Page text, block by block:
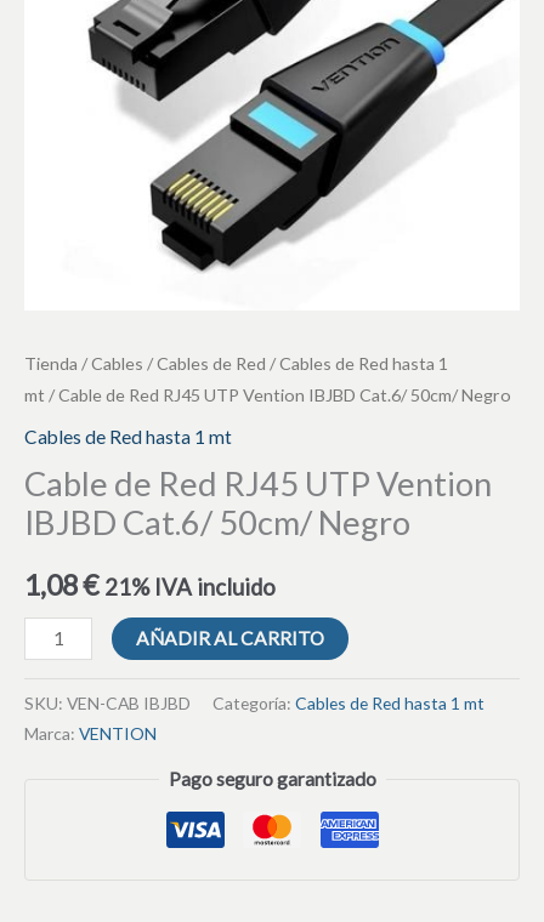
Tienda /Cables /Cables de Red /Cables de Red hasta 1
mt / Cable de Red RJ45 UTP Vention IBJBD Cat.6/ 50cm/ Negro
Cables de Red hasta 1 mt
Cable de Red RJ45 UTP Vention
IBJBD Cat.6/ 50cm/ Negro
1,08€ 21% IVA incluido
AÑADIR AL CARRITO
SKU: VEN-CAB IBJBD Categoría: Cables de Red hasta 1 mt
Marca: VENTION
Pago seguro garantizado